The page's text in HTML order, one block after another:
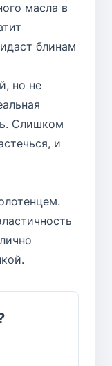
масла в
блинам
но не
Слишком
и